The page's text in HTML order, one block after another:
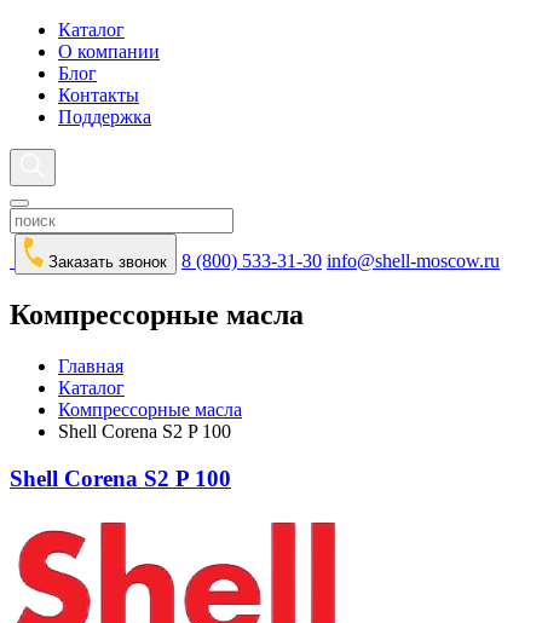
Каталог
О компании
Блог
Контакты
Поддержка
Заказать звонок 8 (800) 533-31-30 info@shell-moscow.ru
Компрессорные масла
Главная
Каталог
Компрессорные масла
Shell Corena S2 P 100
Shell Corena S2 P 100